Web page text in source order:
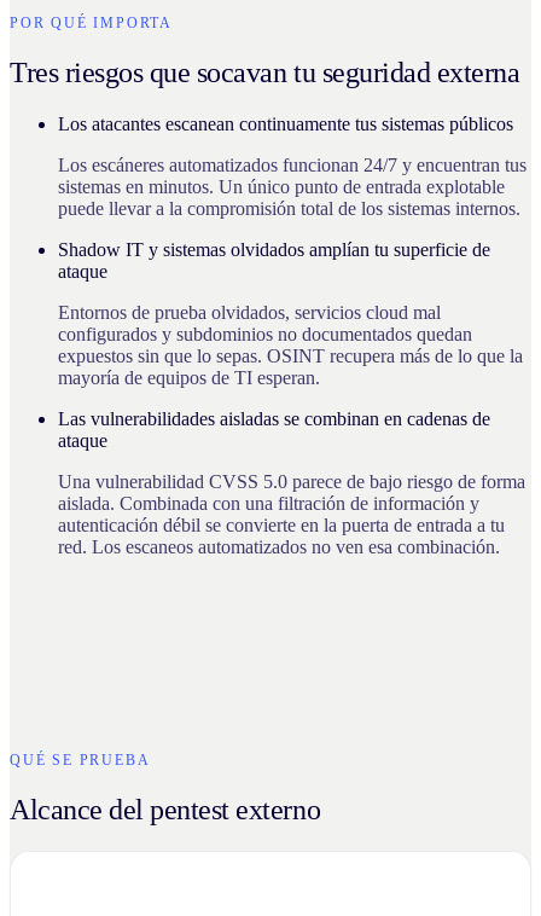
POR QUÉ IMPORTA
Tres riesgos que socavan tu seguridad externa
Los atacantes escanean continuamente tus sistemas públicos
Los escáneres automatizados funcionan 24/7 y encuentran tus
sistemas en minutos. Un único punto de entrada explotable
puede llevar a la compromisión total de los sistemas internos.
Shadow IT y sistemas olvidados amplían tu superficie de
ataque
Entornos de prueba olvidados, servicios cloud mal
configurados y subdominios no documentados quedan
expuestos sin que lo sepas. OSINT recupera más de lo que la
mayoría de equipos de TI esperan.
Las vulnerabilidades aisladas se combinan en cadenas de
ataque
Una vulnerabilidad CVSS 5.0 parece de bajo riesgo de forma
aislada. Combinada con una filtración de información y
autenticación débil se convierte en la puerta de entrada a tu
red. Los escaneos automatizados no ven esa combinación.
QUÉ SE PRUEBA
Alcance del pentest externo